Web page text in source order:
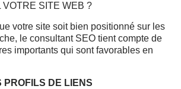
VOTRE SITE WEB ?
votre site soit bien positionné sur les
le consultant SEO tient compte de
importants qui sont favorables en
PROFILS DE LIENS